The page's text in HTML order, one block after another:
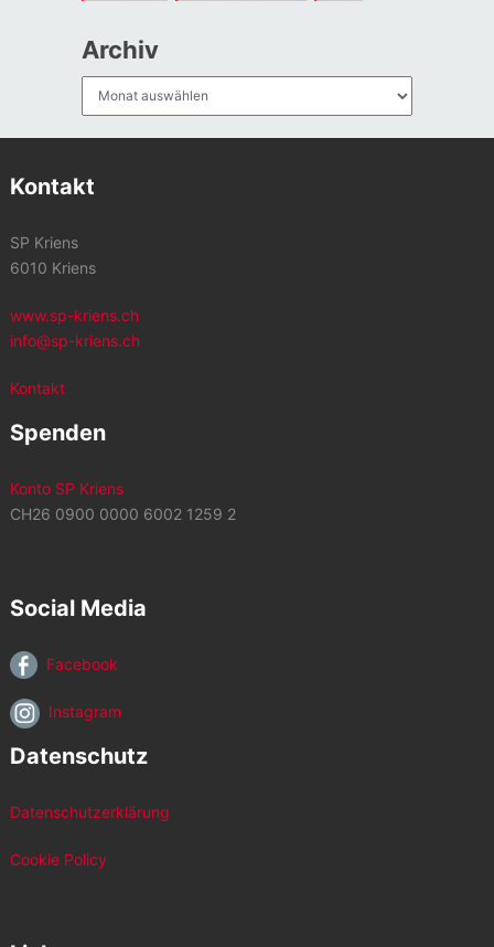
Archiv
Kontakt
SP Kriens
6010 Kriens
www.sp-kriens.ch
info@sp-kriens.ch
Kontakt
Spenden
Konto SP Kriens
CH26 0900 0000 6002 1259 2
Social Media
Facebook
Instagram
Datenschutz
Datenschutzerklärung
Cookie Policy